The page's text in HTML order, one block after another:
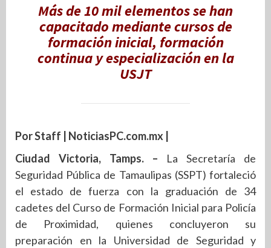
Más de 10 mil elementos se han
capacitado mediante cursos de
formación inicial, formación
continua y especialización en la
USJT
Por Staff | NoticiasPC.com.mx |
Ciudad Victoria, Tamps. – La Secretaría de
Seguridad Pública de Tamaulipas (SSPT) fortaleció
el estado de fuerza con la graduación de 34
cadetes del Curso de Formación Inicial para Policía
de Proximidad, quienes concluyeron su
preparación en la Universidad de Seguridad y